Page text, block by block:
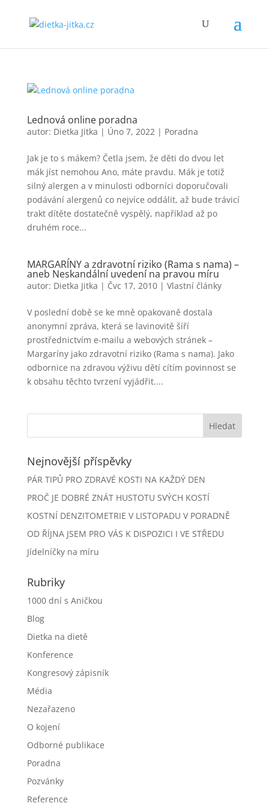
Lednová online poradna
autor: Dietka Jitka | Úno 7, 2022| Poradna
Jak je to s mákem? Četla jsem, že děti do dvou let
mák jíst nemohou Ano, máte pravdu. Mák je totiž
silný alergen a v minulosti odborníci doporučovali
podávání alergenů co nejvíce oddálit, až bude trávicí
trakt dítěte dostatečně vyspělý, například až po
druhém roce...
MARGARÍNY a zdravotní riziko (Rama s nama) –
aneb Neskandální uvedení na pravou míru
autor: Dietka Jitka | Čvc 17, 2010| Vlastní články
V poslední době se ke mně opakovaně dostala
anonymní zpráva, která se lavinovitě šíří
prostřednictvím e-mailu a webových stránek –
Margaríny jako zdravotní riziko (Rama s nama). Jako
odbornice na zdravou výživu dětí cítím povinnost se
k obsahu těchto tvrzení vyjádřit....
Nejnovější příspěvky
PÁR TIPŮ PRO ZDRAVÉ KOSTI NA KAŽDÝ DEN
PROČ JE DOBRÉ ZNÁT HUSTOTU SVÝCH KOSTÍ
KOSTNÍ DENZITOMETRIE V LISTOPADU V PORADNĚ
OD ŘÍJNA JSEM PRO VÁS K DISPOZICI I VE STŘEDU
Jídelníčky na míru
Rubriky
1000 dní s Aničkou
Blog
Dietka na dietě
Konference
Kongresový zápisník
Média
Nezařazeno
O kojení
Odborné publikace
Poradna
Pozvánky
Reference